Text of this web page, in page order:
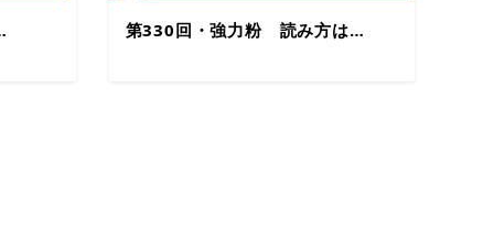
第330回・強力粉 読み方は…